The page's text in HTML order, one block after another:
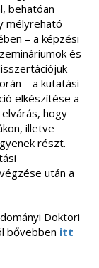
behatóan
mélyreható
– a képzési
és
– a kutatási
elkészítése a
hogy
illetve
részt.
után a
Doktori
bővebben itt